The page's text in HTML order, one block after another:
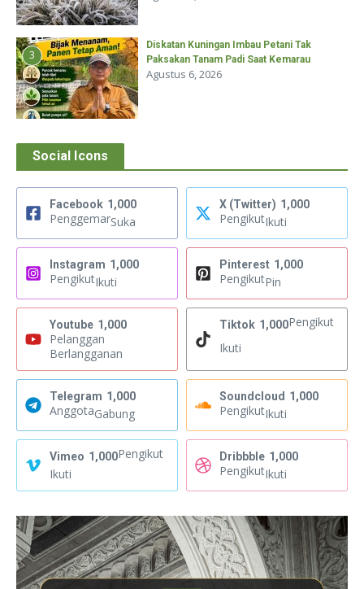
3
Diskatan Kuningan Imbau Petani Tak
Paksakan Tanam Padi Saat Kemarau
Agustus 6, 2026
Social Icons
Facebook 1,000
PenggemarSuka
X (Twitter) 1,000
PengikutIkuti
Instagram 1,000
PengikutIkuti
Pinterest 1,000
PengikutPin
Youtube 1,000
Pelanggan
Berlangganan
Tiktok 1,000Pengikut
Ikuti
Telegram 1,000
AnggotaGabung
Soundcloud 1,000
PengikutIkuti
Vimeo 1,000Pengikut
Ikuti
Dribbble 1,000
PengikutIkuti